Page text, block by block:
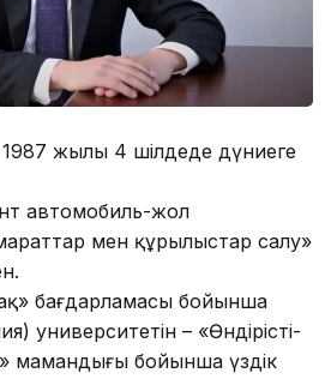
жылы 4 шілдеде дүниеге
автомобиль-жол
мен құрылыстар салу»
бағдарламасы бойынша
университетін – «Өндірісті-
мамандығы бойынша үздік